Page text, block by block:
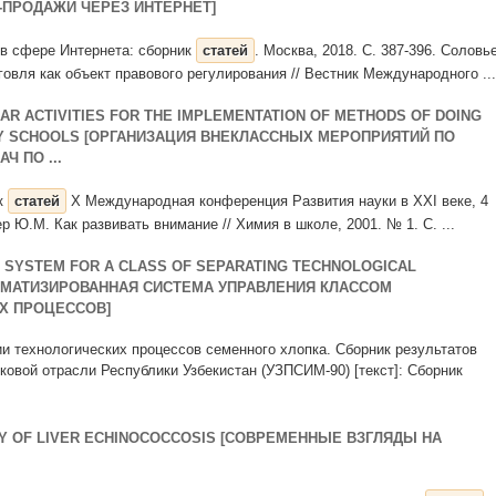
ЧЕРЕЗ ИНТЕРНЕТ]
сфере Интернета: сборник статей . Москва, 2018. С. 387-396.
как объект правового регулирования // Вестник Международного ...
ACTIVITIES FOR THE IMPLEMENTATION OF METHODS OF DOING
SCHOOLS [ОРГАНИЗАЦИЯ ВНЕКЛАССНЫХ МЕРОПРИЯТИЙ ПО
ПО ...
статей
Х Международная конференция Развития науки в XXI веке, 4
Ю.М. Как развивать внимание // Химия в школе, 2001. № 1. С. ...
FOR A CLASS OF SEPARATING TECHNOLOGICAL
СИСТЕМА УПРАВЛЕНИЯ КЛАССОМ
ПРОЦЕССОВ]
технологических процессов семенного хлопка. Сборник результатов
отрасли Республики Узбекистан (УЗПСИМ-90) [текст]: Сборник
OF LIVER ECHINOCOCCOSIS [СОВРЕМЕННЫЕ ВЗГЛЯДЫ НА